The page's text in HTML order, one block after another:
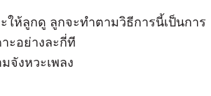
ให้ลูกดู ลูกจะทำตามวิธีการนี้เป็นการ
ะอย่างละกี่ที
จังหวะเพลง